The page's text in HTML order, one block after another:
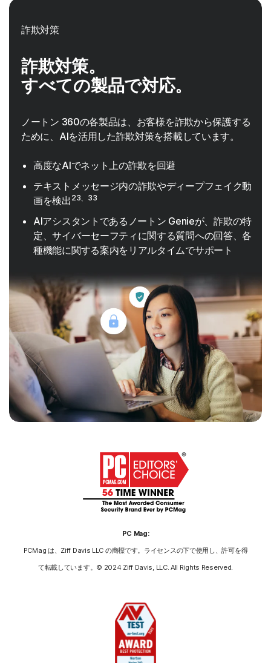
詐欺対策
詐欺対策。
すべての製品で対応。
ノートン 360の各製品は、お客様を詐欺から保護する
ために、AIを活用した詐欺対策を搭載しています。
高度なAIでネット上の詐欺を回避
テキストメッセージ内の詐欺やディープフェイク動
画を検出 23、33
AIアシスタントであるノートン Genieが、詐欺の特
定、サイバーセーフティに関する質問への回答、各
種機能に関する案内をリアルタイムでサポート
PC Mag:
PCMag は、Ziff Davis LLC の商標です。ライセンスの下で使用し、許可を得
て転載しています。© 2024 Ziff Davis, LLC. All Rights Reserved.